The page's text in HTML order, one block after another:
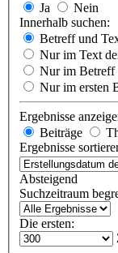
Ja
Nein
Innerhalb suchen:
Betreff und
Nur im Text
Nur im Betreff
Nur im ersten
Ergebnisse
Beiträge
Ergebnisse
Absteigend
Suchzeitraum
Die ersten: